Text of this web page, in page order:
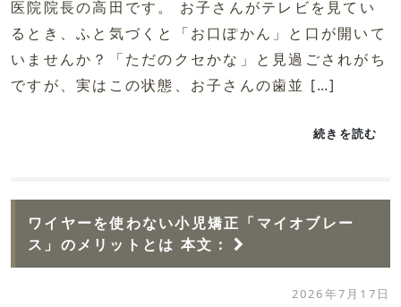
医院院長の高田です。 お子さんがテレビを見てい
るとき、ふと気づくと「お口ぽかん」と口が開いて
いませんか？「ただのクセかな」と見過ごされがち
ですが、実はこの状態、お子さんの歯並 […]
続きを読む
ワイヤーを使わない小児矯正「マイオブレー
ス」のメリットとは 本文：
2026年7月17日